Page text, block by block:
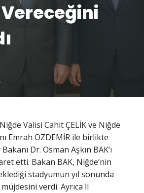
Valisi Cahit ÇELİK ve Niğde
Emrah ÖZDEMİR ile birlikte
Dr. Osman Aşkın BAK’ı
etti. Bakan BAK, Niğde’nin
stadyumun yıl sonunda
verdi. Ayrıca İl